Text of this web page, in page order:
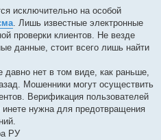
исключительно на особой
. Лишь известные электронные
проверки клиентов. Не везде
данные, стоит всего лишь найти
давно нет в том виде, как раньше,
Мошенники могут осуществить
Верификация пользователей
инете нужна для предотвращения
РУ